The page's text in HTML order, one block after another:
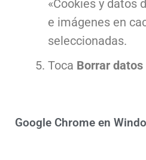
«Cookies y datos
e imágenes en
seleccionadas.
Toca Borrar
Google Chrome en